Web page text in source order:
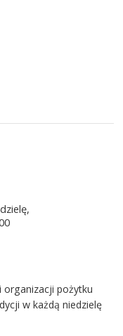
organizacji pożytku
w każdą niedzielę